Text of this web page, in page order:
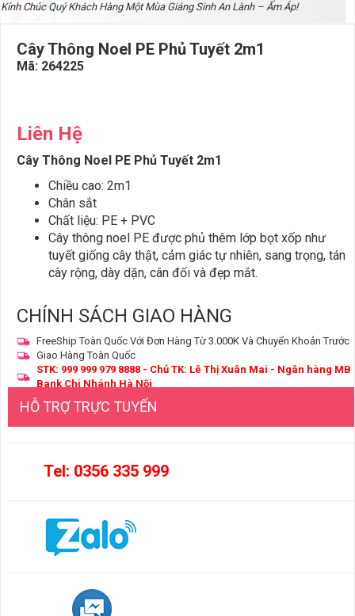
Kính Chúc Quý Khách Hàng Một Mùa Giáng Sinh An Lành – Ấm Áp!
Cây Thông Noel PE Phủ Tuyết 2m1
Mã: 264225
Liên Hệ
Cây Thông Noel PE Phủ Tuyết 2m1
Chiều cao: 2m1
Chân sắt
Chất liệu: PE + PVC
Cây thông noel PE được phủ thêm lớp bọt xốp như
tuyết giống cây thật, cảm giác tự nhiên, sang trọng, tán
cây rộng, dày dặn, cân đối và đẹp mắt.
CHÍNH SÁCH GIAO HÀNG
FreeShip Toàn Quốc Với Đơn Hàng Từ 3.000K Và Chuyển Khoản Trước
Giao Hàng Toàn Quốc
STK: 999 999 979 8888 - Chủ TK: Lê Thị Xuân Mai - Ngân hàng MB
Bank Chi Nhánh Hà Nội
HỖ TRỢ TRỰC TUYẾN
Tel: 0356 335 999